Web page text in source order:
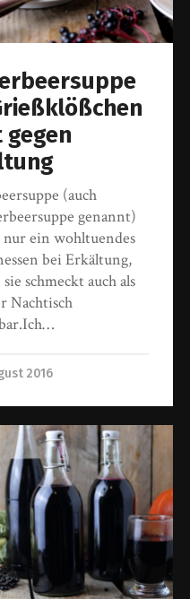
gegen
(auch
genannt)
ein wohltuendes
bei Erkältung,
schmeckt auch als
Nachtisch
2016